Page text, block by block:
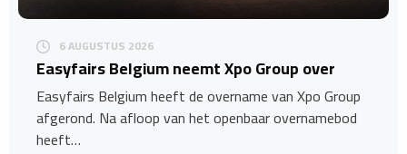
6 AUGUSTUS 2026
Easyfairs Belgium neemt Xpo Group over
Easyfairs Belgium heeft de overname van Xpo Group
afgerond. Na afloop van het openbaar overnamebod
heeft…